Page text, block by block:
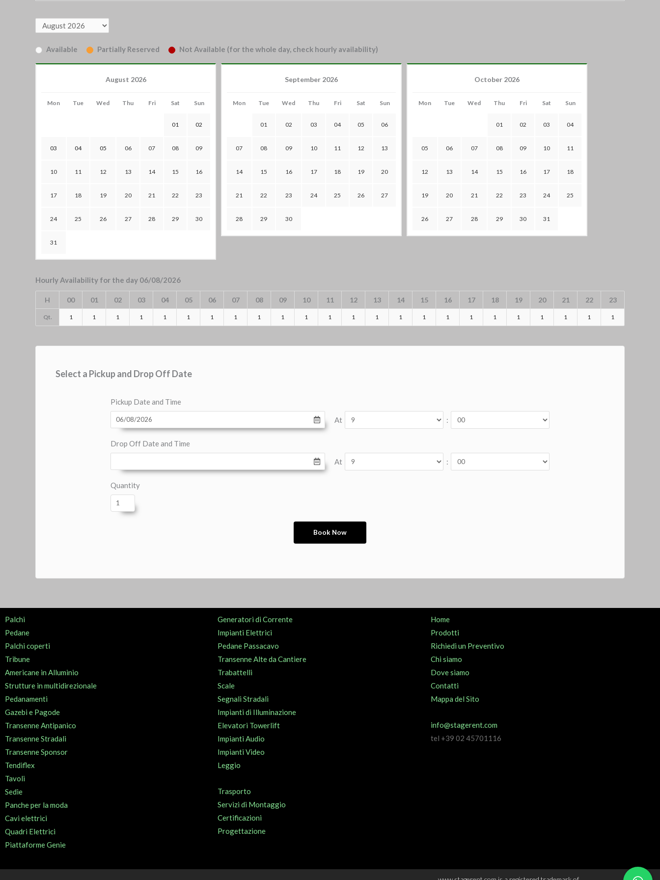
Available Partially Reserved Not Available (for the whole day, check hourly availability)
August 2026
Mon Tue Wed Thu Fri Sat Sun
01 02
03 04 05 06 07 08 09
10 11 12 13 14 15 16
17 18 19 20 21 22 23
24 25 26 27 28 29 30
31
September 2026
Mon Tue Wed Thu Fri Sat Sun
01 02 03 04 05 06
07 08 09 10 11 12 13
14 15 16 17 18 19 20
21 22 23 24 25 26 27
28 29 30
October 2026
Mon Tue Wed Thu Fri Sat Sun
01 02 03 04
05 06 07 08 09 10 11
12 13 14 15 16 17 18
19 20 21 22 23 24 25
26 27 28 29 30 31
Hourly Availability for the day 06/08/2026
H 00 01 02 03 04 05 06 07 08 09 10 11 12 13 14 15 16 17 18 19 20 21 22 23
Qt. 1 1 1 1 1 1 1 1 1 1 1 1 1 1 1 1 1 1 1 1 1 1 1 1
Select a Pickup and Drop Off Date
Pickup Date and Time
At :
Drop Off Date and Time
At :
Quantity
Palchi
Pedane
Palchi coperti
Tribune
Americane in Alluminio
Strutture in multidirezionale
Pedanamenti
Gazebi e Pagode
Transenne Antipanico
Transenne Stradali
Transenne Sponsor
Tendiflex
Tavoli
Sedie
Panche per la moda
Cavi elettrici
Quadri Elettrici
Piattaforme Genie
Generatori di Corrente
Impianti Elettrici
Pedane Passacavo
Transenne Alte da Cantiere
Trabattelli
Scale
Segnali Stradali
Impianti di Illuminazione
Elevatori Towerlift
Impianti Audio
Impianti Video
Leggio
Trasporto
Servizi di Montaggio
Certificazioni
Progettazione
Home
Prodotti
Richiedi un Preventivo
Chi siamo
Dove siamo
Contatti
Mappa del Sito
info@stagerent.com
tel +39 02 45701116